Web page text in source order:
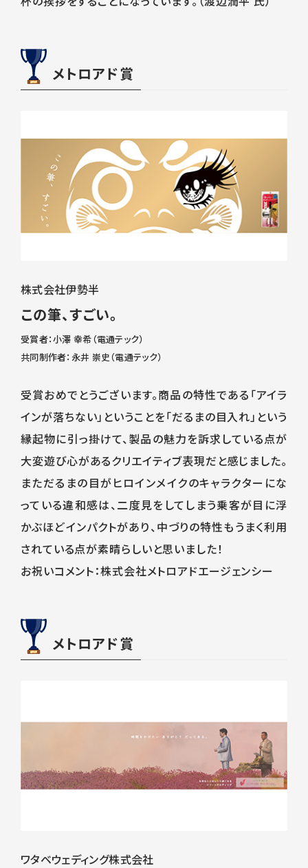
メトロアド賞
株式会社伊勢半
この筆、すごい。
受賞者：小澤 幸希（電通テック）
共同制作者：永井 崇史（電通テック）
受賞おめでとうございます。商品の特性である「アイラ
インが落ちない」ということを「だるまの目入れ」という
縁起物に引っ掛けて、製品の魅力を訴求している点が
大変遊び心があるクリエイティブ表現だと感じました。
まただるまの目がヒロインメイクのキャラクターにな
っている違和感は、二度見をしてしまう乗客が目に浮
かぶほどインパクトがあり、中づりの特性もうまく利用
されている点が素晴らしいと思いました！
お祝いコメント：株式会社メトロアドエージェンシー
メトロアド賞
ワタベウェディング株式会社